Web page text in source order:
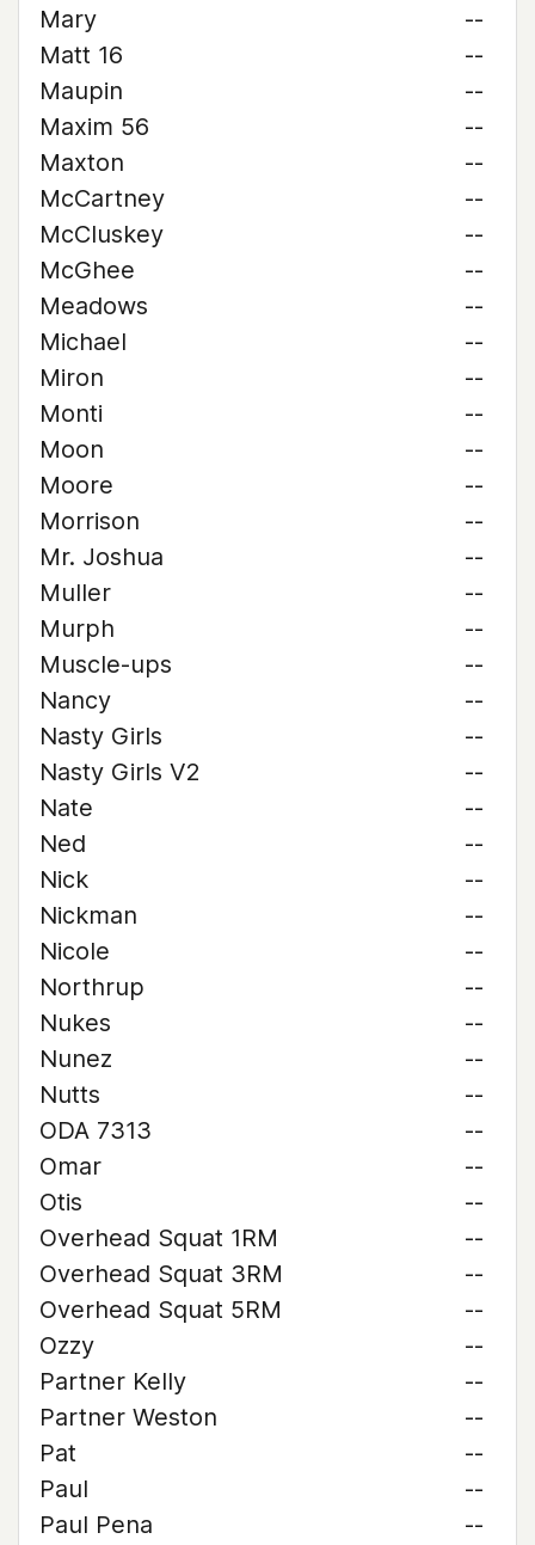
Mary
--
Matt 16
--
Maupin
--
Maxim 56
--
Maxton
--
McCartney
--
McCluskey
--
McGhee
--
Meadows
--
Michael
--
Miron
--
Monti
--
Moon
--
Moore
--
Morrison
--
Mr. Joshua
--
Muller
--
Murph
--
Muscle-ups
--
Nancy
--
Nasty Girls
--
Nasty Girls V2
--
Nate
--
Ned
--
Nick
--
Nickman
--
Nicole
--
Northrup
--
Nukes
--
Nunez
--
Nutts
--
ODA 7313
--
Omar
--
Otis
--
Overhead Squat 1RM
--
Overhead Squat 3RM
--
Overhead Squat 5RM
--
Ozzy
--
Partner Kelly
--
Partner Weston
--
Pat
--
Paul
--
Paul Pena
--